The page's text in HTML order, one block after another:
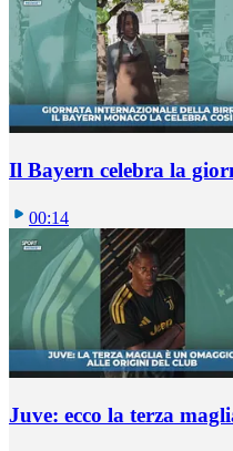
Il Bayern celebra la
00:14
Juve: ecco la terza